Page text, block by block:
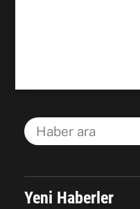
Yeni Haberler